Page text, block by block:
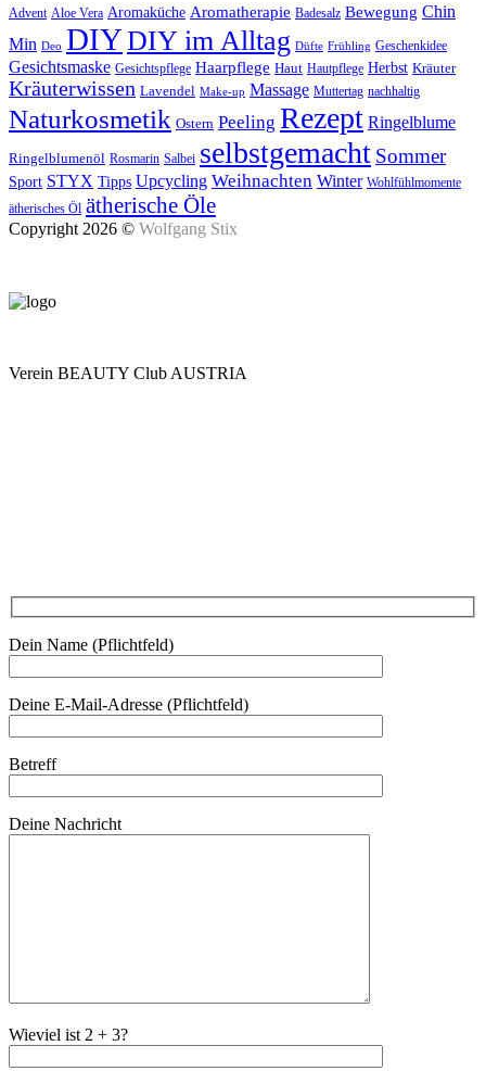
Advent Aloe Vera Aromaküche Aromatherapie Badesalz Bewegung Chin
Min Deo DIYDIY im Alltag Düfte Frühling Geschenkidee
Gesichtsmaske Gesichtspflege Haarpflege Haut Hautpflege Herbst Kräuter
Kräuterwissen Lavendel Make-up Massage Muttertag nachhaltig
Naturkosmetik Ostern Peeling Rezept Ringelblume
Ringelblumenöl Rosmarin Salbei selbstgemacht Sommer
Sport STYX Tipps Upcycling Weihnachten Winter Wohlfühlmomente
ätherisches Öl ätherische Öle
Copyright 2026 © Wolfgang Stix
Verein BEAUTY Club AUSTRIA
Dein Name (Pflichtfeld)
Deine E-Mail-Adresse (Pflichtfeld)
Betreff
Deine Nachricht
Wieviel ist 2 + 3?